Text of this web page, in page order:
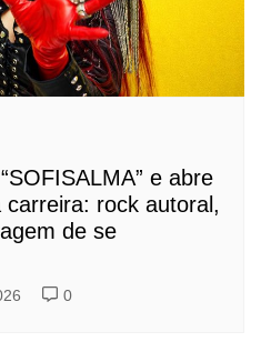
e abre
rock autoral,
de se
0